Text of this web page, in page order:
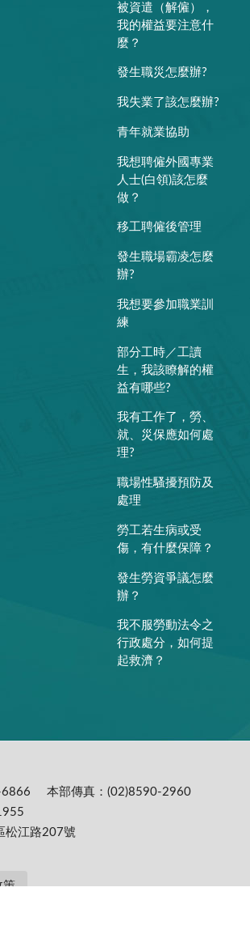
被資遣（解僱），
我的權益要注意什
麼？
發生職災怎麼辦?
我失業了該怎麼辦?
青年就業協助
我想聘僱外國專業
人士(白領)該怎麼
做？
移工聘僱後管理
發生職場霸凌怎麼
辦?
我想要參加職業訓
練
部分工時／工讀
生，我該瞭解的權
益有哪些?
我有工作了，勞、
就、災保應如何處
理?
職場性騷擾預防及
處理
勞工若生病或受
傷，有什麼保障？
發生勞資爭議怎麼
辦？
我不服勞動法令之
行政處分，如何提
起救濟？
本部傳真：(02)8590-2960
松江路207號
策